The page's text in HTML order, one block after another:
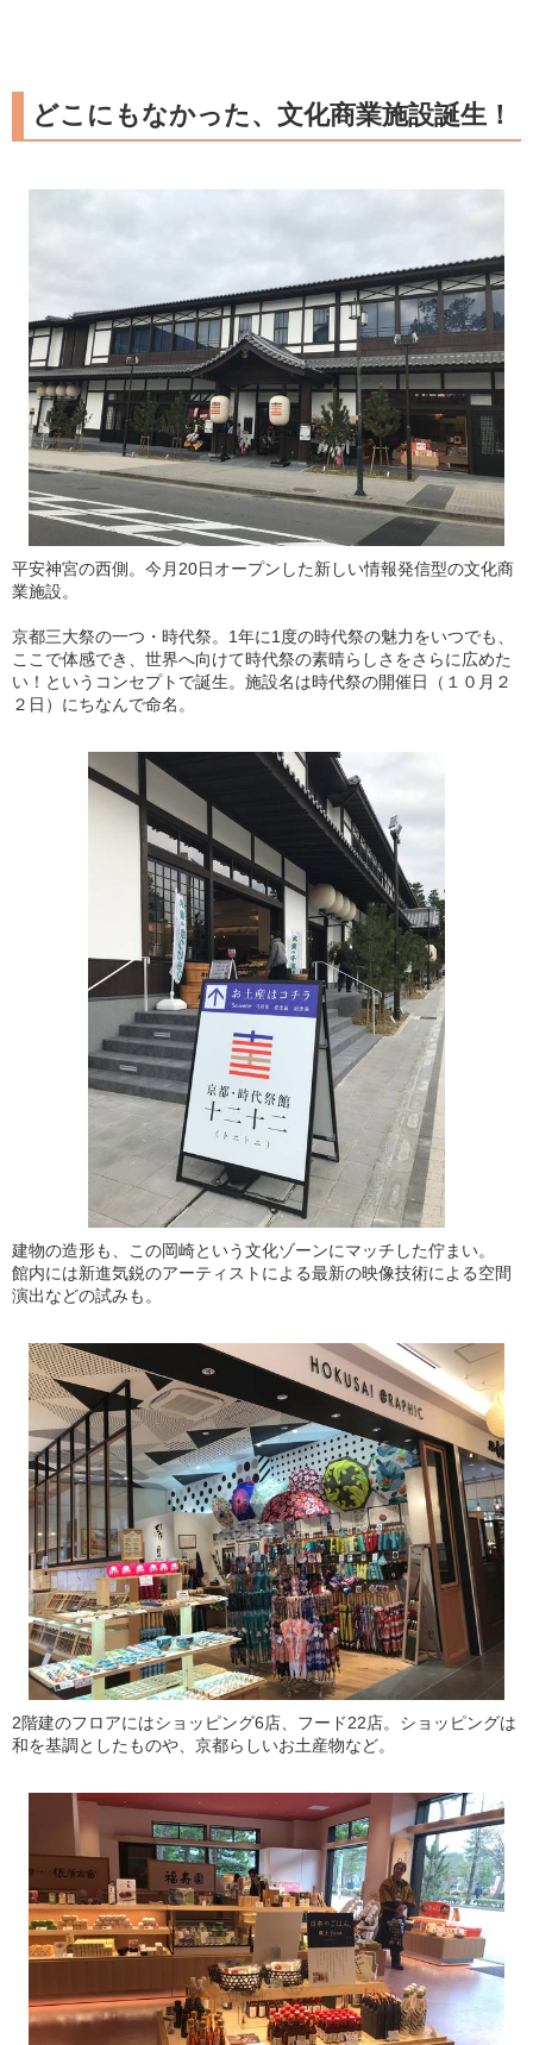
どこにもなかった、文化商業施設誕生！
平安神宮の西側。今月20日オープンした新しい情報発信型の文化商
業施設。
京都三大祭の一つ・時代祭。1年に1度の時代祭の魅力をいつでも、
ここで体感でき、世界へ向けて時代祭の素晴らしさをさらに広めた
い！というコンセプトで誕生。施設名は時代祭の開催日（１０月２
２日）にちなんで命名。
建物の造形も、この岡崎という文化ゾーンにマッチした佇まい。
館内には新進気鋭のアーティストによる最新の映像技術による空間
演出などの試みも。
2階建のフロアにはショッピング6店、フード22店。ショッピングは
和を基調としたものや、京都らしいお土産物など。